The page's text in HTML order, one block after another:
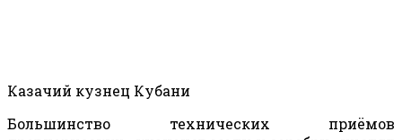
Казачий кузнец Кубани
Большинство технических приёмов